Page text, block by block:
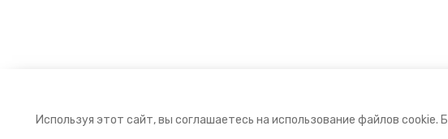
Используя этот сайт, вы соглашаетесь на использование файлов